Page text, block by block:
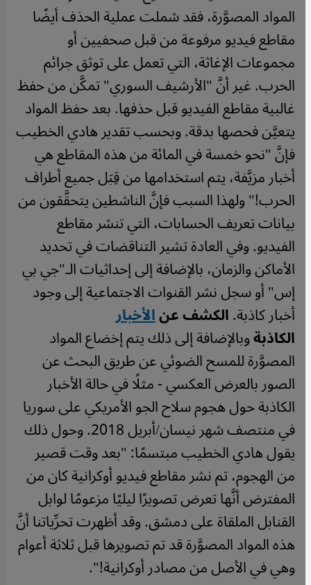
المواد المصوَّرة، فقد شملت عملية الحذف أيضًا
مقاطع فيديو مرفوعة من قبل صحفيين أو
مجموعات الإغاثة، التي تعمل على توثق جرائم
الحرب. غير أنَّ "الأرشيف السوري" تمكَّن من حفظ
غالبية مقاطع الفيديو قبل حذفها.بعد حفظ المواد
يتعيَّن فحصها بدقة. وبحسب تقدير هادي الخطيب
فإنَّ "نحو خمسة في المائة من هذه المقاطع هي
أخبار مزيَّفة، يتم استخدامها من قِبَل جميع أطراف
الحرب!" ولهذا السبب فإنَّ الناشطين يتحقَّقون من
بيانات تعريف الحسابات، التي تنشر مقاطع
الفيديو. وفي العادة تشير التناقضات في تحديد
الأماكن والزمان، بالإضافة إلى إحداثيات الـ"جي بي
إس" أو سجل نشر القنوات الاجتماعية إلى وجود
أخبار كاذبة.الكشف عنالأخبار
الكاذبةوبالإضافة إلى ذلك يتم إخضاع المواد
المصوَّرة للمسح الضوئي عن طريق البحث عن
الصور بالعرض العكسي - مثلًا في حالة الأخبار
الكاذبة حول هجوم سلاح الجو الأمريكي على سوريا
في منتصف شهر نيسان/أبريل 2018. وحول ذلك
يقول هادي الخطيب مبتسمًا: "بعد وقت قصير
من الهجوم، تم نشر مقاطع فيديو أوكرانية كان من
المفترض أنَّها تعرض تصويرًا ليليًا مزعومًا لوابل
القنابل الملقاة على دمشق. وقد أظهرت تحرِّياتنا أنَّ
هذه المواد المصوَّرة قد تم تصويرها قبل ثلاثة أعوام
وهي في الأصل من مصادر أوكرانية!".